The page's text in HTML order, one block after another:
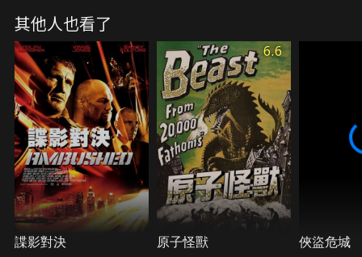
海軍必須擊沉該「終極武器」。在德軍深水炸彈的猛
力炮火下，戰艦嚴重毀損危機充斥，船艦各機組人員
堅守崗位，肩負維護世界和平的使命，這艘戰艦該如
何度過危機？
其他人也看了
諜影對決
6.6
原子怪獸 俠盜危城